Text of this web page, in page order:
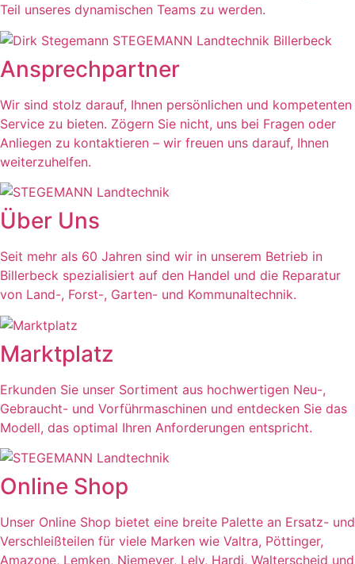
Teil unseres dynamischen Teams zu werden.
Ansprechpartner
Wir sind stolz darauf, Ihnen persönlichen und kompetenten
Service zu bieten. Zögern Sie nicht, uns bei Fragen oder
Anliegen zu kontaktieren – wir freuen uns darauf, Ihnen
weiterzuhelfen.
Über Uns
Seit mehr als 60 Jahren sind wir in unserem Betrieb in
Billerbeck spezialisiert auf den Handel und die Reparatur
von Land-, Forst-, Garten- und Kommunaltechnik.
Marktplatz
Erkunden Sie unser Sortiment aus hochwertigen Neu-,
Gebraucht- und Vorführmaschinen und entdecken Sie das
Modell, das optimal Ihren Anforderungen entspricht.
Online Shop
Unser Online Shop bietet eine breite Palette an Ersatz- und
Verschleißteilen für viele Marken wie Valtra, Pöttinger,
Amazone, Lemken, Niemeyer, Lely, Hardi, Walterscheid und